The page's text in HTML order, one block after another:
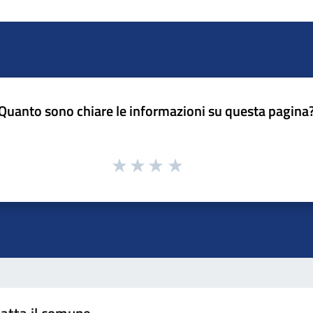
sono chiare le informazioni su questa